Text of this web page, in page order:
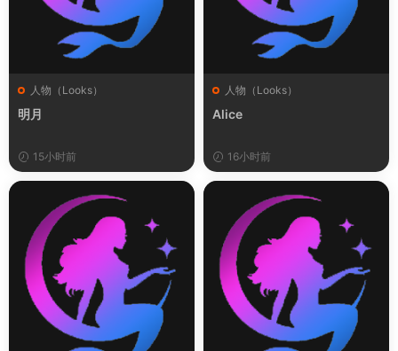
人物（Looks）
明月
15小时前
人物（Looks）
Alice
16小时前